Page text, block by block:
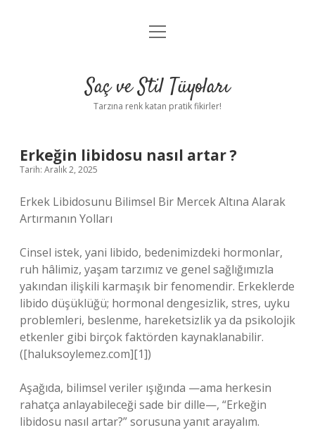
Anasayfa
Yasal Uyarı
menüyü
Saç ve Stil Tüyoları
Tarzına renk katan pratik fikirler!
Erkeğin libidosu nasıl artar ?
Tarih: Aralık 2, 2025
Erkek Libidosunu Bilimsel Bir Mercek Altına Alarak
Artırmanın Yolları
Cinsel istek, yani libido, bedenimizdeki hormonlar,
ruh hâlimiz, yaşam tarzımız ve genel sağlığımızla
yakından ilişkili karmaşık bir fenomendir. Erkeklerde
libido düşüklüğü; hormonal dengesizlik, stres, uyku
problemleri, beslenme, hareketsizlik ya da psikolojik
etkenler gibi birçok faktörden kaynaklanabilir.
([haluksoylemez.com][1])
Aşağıda, bilimsel veriler ışığında —ama herkesin
rahatça anlayabileceği sade bir dille—, “Erkeğin
libidosu nasıl artar?” sorusuna yanıt arayalım.